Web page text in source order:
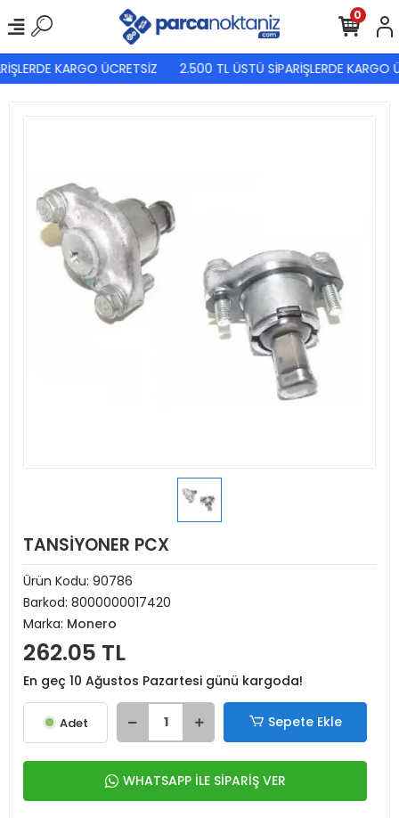
KARGO ÜCRETSİZ 2.500 TL ÜSTÜ SİPARİŞLERDE KARGO
0
TANSİYONER PCX
Ürün Kodu: 90786
Barkod: 8000000017420
Marka: Monero
262.05 TL
En geç 10 Ağustos Pazartesi günü kargoda!
Adet Sepete Ekle
WHATSAPP İLE SİPARİŞ VER